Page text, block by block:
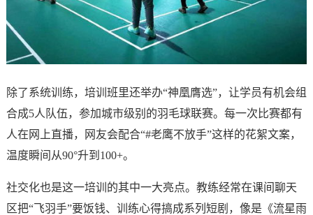
除了系统训练，培训班里还举办“神凰膺选”，让学员有机会组
合成5人队伍，参加城市级别的羽毛球联赛。每一次比赛都有
人在网上直播，网友会配合“#老鹰不放手”这样的花絮文案，
温度瞬间从90°升到100+。
社交化也是这一培训的其中一大亮点。教练经常在课间聊天
区把“飞羽手”要饭钱、训练心得搞成系列短剧，像是《流星雨